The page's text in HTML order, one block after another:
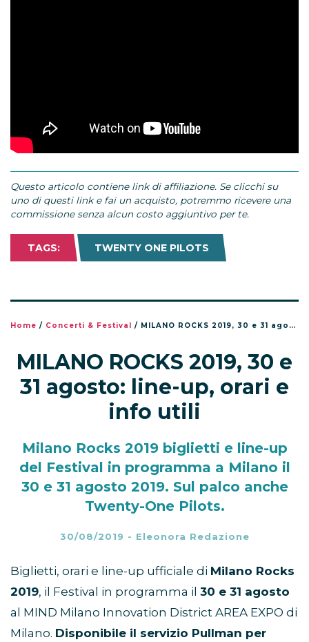
Questo articolo contiene link di affiliazione. Se clicchi su
uno di questi link e fai un acquisto, potremmo ricevere una
commissione senza alcun costo aggiuntivo per te.
TAGS: TWENTY ONE PILOTS
Home / Concerti & Festival / MILANO ROCKS 2019, 30 e 31 agosto: line-up, orari e info utili
MILANO ROCKS 2019, 30 e
31 agosto: line-up, orari e
info utili
Milano Rocks 2019 biglietti e line-up
del Festival in programma a Milano il
30 e 31 agosto 2019. Sul palco anche
Twenty-One Pilots.
30/08/2019 - Eleonora Redazione
Biglietti, orari e line-up ufficiale di Milano Rocks
2019, il Festival in programma il 30 e 31 agosto
al MIND Milano Innovation District AREA EXPO di
Milano. Disponibile il servizio Pullman per